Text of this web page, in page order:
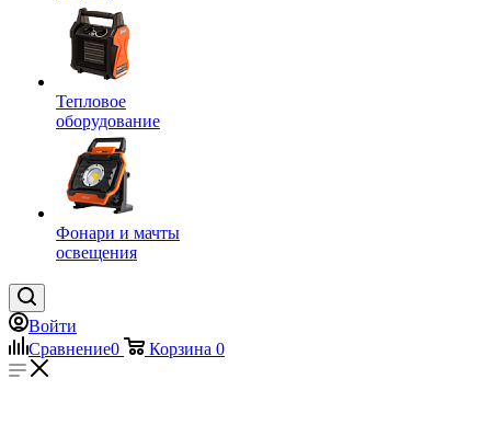
Тепловое
оборудование
Фонари и мачты
освещения
Войти
Сравнение0 Корзина 0